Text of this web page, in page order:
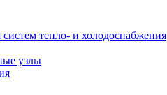
тепло- и холодоснабжения
узлы